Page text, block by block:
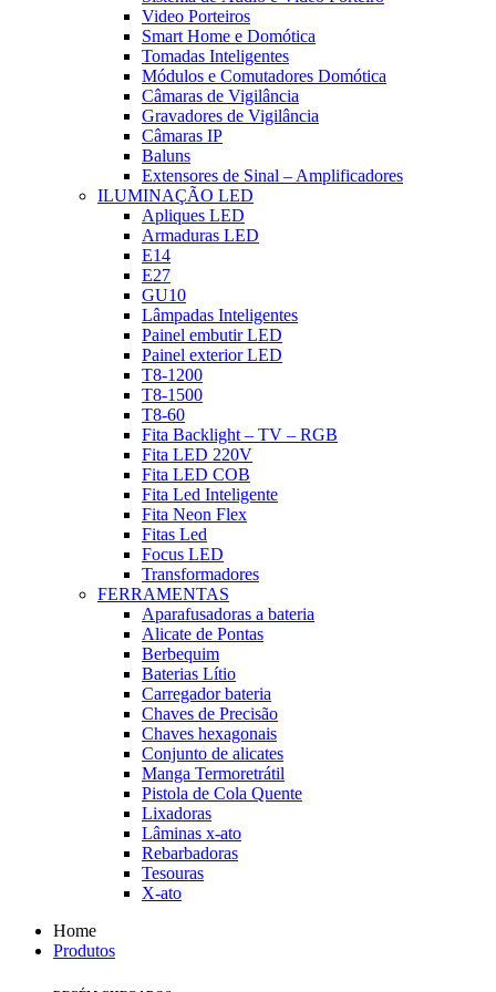
Video Porteiros
Smart Home e Domótica
Tomadas Inteligentes
Módulos e Comutadores Domótica
Câmaras de Vigilância
Gravadores de Vigilância
Câmaras IP
Baluns
Extensores de Sinal – Amplificadores
ILUMINAÇÃO LED
Apliques LED
Armaduras LED
E14
E27
GU10
Lâmpadas Inteligentes
Painel embutir LED
Painel exterior LED
T8-1200
T8-1500
T8-60
Fita Backlight – TV – RGB
Fita LED 220V
Fita LED COB
Fita Led Inteligente
Fita Neon Flex
Fitas Led
Focus LED
Transformadores
FERRAMENTAS
Aparafusadoras a bateria
Alicate de Pontas
Berbequim
Baterias Lítio
Carregador bateria
Chaves de Precisão
Chaves hexagonais
Conjunto de alicates
Manga Termoretrátil
Pistola de Cola Quente
Lixadoras
Lâminas x-ato
Rebarbadoras
Tesouras
X-ato
Home
Produtos